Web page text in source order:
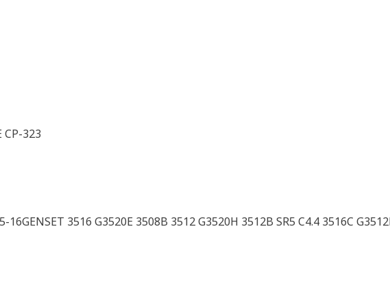
CP-323
3516 G3520E 3508B 3512 G3520H 3512B SR5 C4.4 3516C